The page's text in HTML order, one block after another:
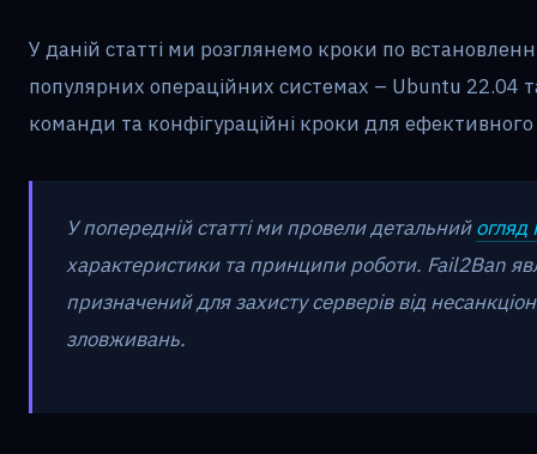
У даній статті ми розглянемо кроки по
популярних операційних системах – Ubuntu 22.04
команди та конфігураційні кроки для
У попередній статті ми провели детальнийогляд
характеристики та принципи роботи. Fail2Ban
призначений для захисту серверів від
зловживань.